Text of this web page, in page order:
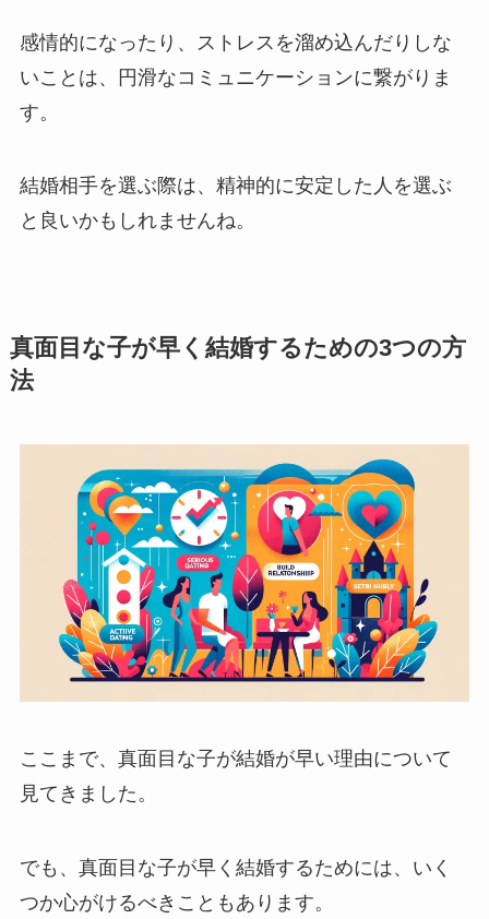
感情的になったり、ストレスを溜め込んだりしな
いことは、円滑なコミュニケーションに繋がりま
す。
結婚相手を選ぶ際は、精神的に安定した人を選ぶ
と良いかもしれませんね。
真面目な子が早く結婚するための3つの方
法
ここまで、真面目な子が結婚が早い理由について
見てきました。
でも、真面目な子が早く結婚するためには、いく
つか心がけるべきこともあります。